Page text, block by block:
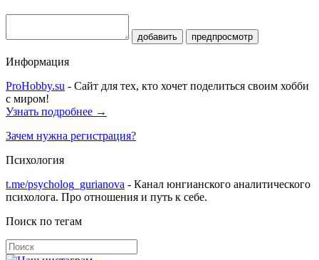
добавить предпросмотр
Информация
ProHobby.su - Сайт для тех, кто хочет поделиться своим хобби
с миром!
Узнать подробнее →
Зачем нужна регистрация?
Психология
t.me/psycholog_gurianova - Канал юнгианского аналитического
психолога. Про отношения и путь к себе.
Поиск по тегам